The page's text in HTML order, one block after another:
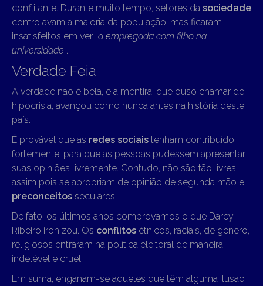
conflitante. Durante muito tempo, setores da sociedade
controlavam a maioria da população, mas ficaram
insatisfeitos em ver “a empregada com filho na
universidade“.
Verdade Feia
A verdade não é bela, e a mentira, que ouso chamar de
hipocrisia, avançou como nunca antes na história deste
país.
É provável que as redes sociais tenham contribuído,
fortemente, para que as pessoas pudessem apresentar
suas opiniões livremente. Contudo, não são tão livres
assim pois se apropriam de opinião de segunda mão e
preconceitos seculares.
De fato, os últimos anos comprovamos o que Darcy
Ribeiro ironizou. Os conflitos étnicos, raciais, de gênero,
religiosos entraram na política eleitoral de maneira
indelével e cruel.
Em suma, enganam-se aqueles que têm alguma ilusão